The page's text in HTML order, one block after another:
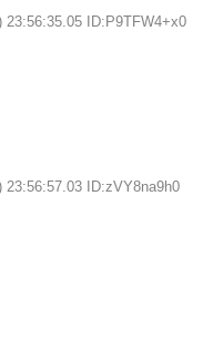
23:56:35.05 ID:P9TFW4+x0
23:56:57.03 ID:zVY8na9h0